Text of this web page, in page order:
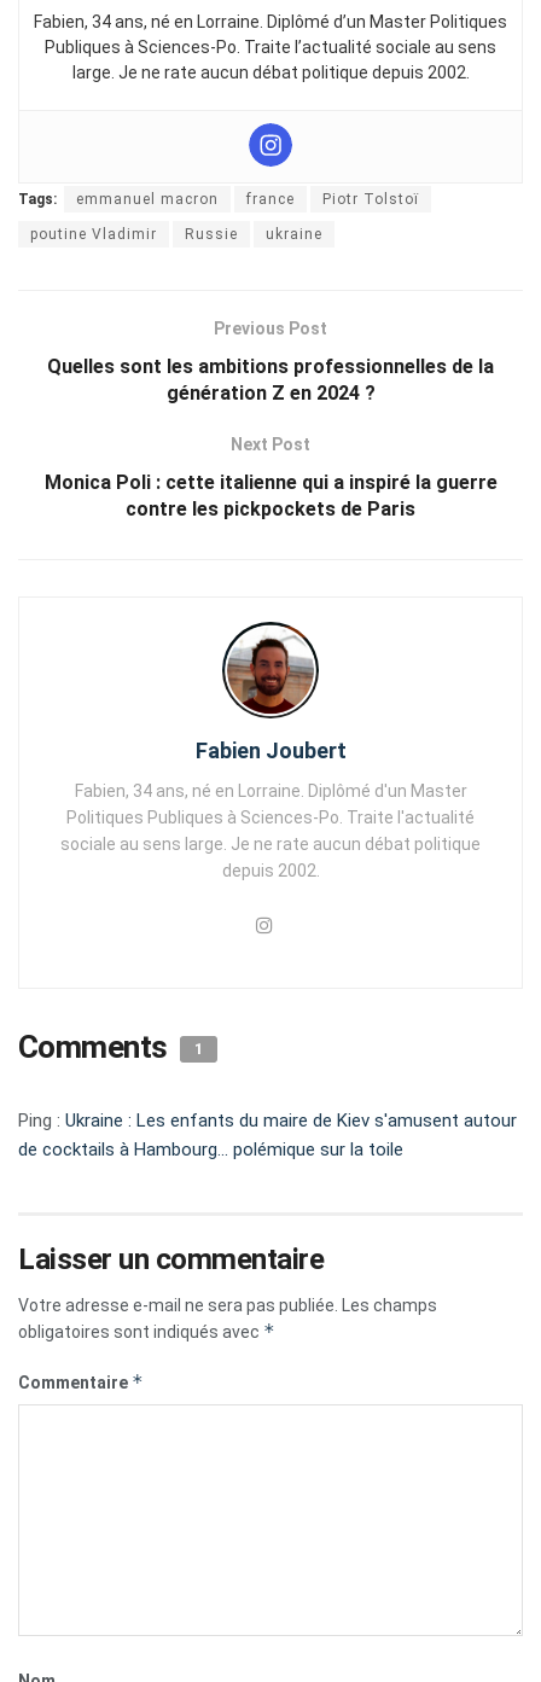
Fabien, 34 ans, né en Lorraine. Diplômé d’un Master Politiques
Publiques à Sciences-Po. Traite l’actualité sociale au sens
large. Je ne rate aucun débat politique depuis 2002.
Tags: emmanuel macron france Piotr Tolstoï
poutine Vladimir Russie ukraine
Previous Post
Quelles sont les ambitions professionnelles de la
génération Z en 2024 ?
Next Post
Monica Poli : cette italienne qui a inspiré la guerre
contre les pickpockets de Paris
Fabien Joubert
Fabien, 34 ans, né en Lorraine. Diplômé d'un Master
Politiques Publiques à Sciences-Po. Traite l'actualité
sociale au sens large. Je ne rate aucun débat politique
depuis 2002.
Comments 1
Ping : Ukraine : Les enfants du maire de Kiev s'amusent autour
de cocktails à Hambourg... polémique sur la toile
Laisser un commentaire
Votre adresse e-mail ne sera pas publiée.
Les champs
obligatoires sont indiqués avec *
Commentaire *